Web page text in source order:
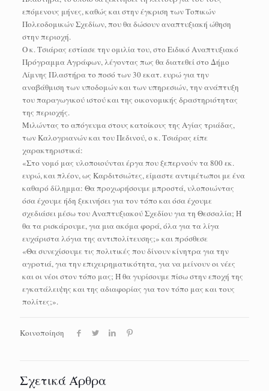
επόμενους μήνες, καθώς και στην έγκριση των Τοπικών
Πολεοδομικών Σχεδίων, που θα δώσουν αναπτυξιακή ώθηση
στην περιοχή.
Ο κ. Τσιάρας εστίασε την ομιλία του, στο Ειδικό Αναπτυξιακό
Πρόγραμμα Αγράφων, λέγοντας πως θα διατεθεί στο Δήμο
Λίμνης Πλαστήρα το ποσό των 30 εκατ. ευρώ για την
αναβάθμιση των υποδομών και των υπηρεσιών, την ανάπτυξη
του παραγωγικού ιστού και της οικονομικής δραστηριότητας
της περιοχής.
Μιλώντας το απόγευμα στους κατοίκους της Αγίας τριάδας,
των Καλογριανών και του Πεδινού, ο κ. Τσιάρας είπε
χαρακτηριστικά:
«Στο νομό μας υλοποιούνται έργα που ξεπερνούν τα 800 εκ.
ευρώ, και πλέον, ως Καρδιτσιώτες, είμαστε αντιμέτωποι με ένα
καθαρό δίλημμα: Θα προχωρήσουμε μπροστά, υλοποιώντας
όσα έχουμε ήδη ξεκινήσει για τον τόπο και όσα έχουμε
σχεδιάσει μέσω του Αναπτυξιακού Σχεδίου για τη Θεσσαλία; Ή
θα τα ρισκάρουμε, για μια ακόμα φορά, όλα για τα λίγα
ευχάριστα λόγια της αντιπολίτευσης;» και πρόσθεσε
«Θα συνεχίσουμε τις πολιτικές που δίνουν κίνητρα για την
αγροτιά, για την επιχειρηματικότητα, για να μείνουν οι νέες
και οι νέοι στον τόπο μας; Ή θα γυρίσουμε πίσω στην εποχή της
εγκατάλειψης και της αδιαφορίας για τον τόπο μας και τους
πολίτες;».
Κοινοποίηση
Σχετικά Άρθρα